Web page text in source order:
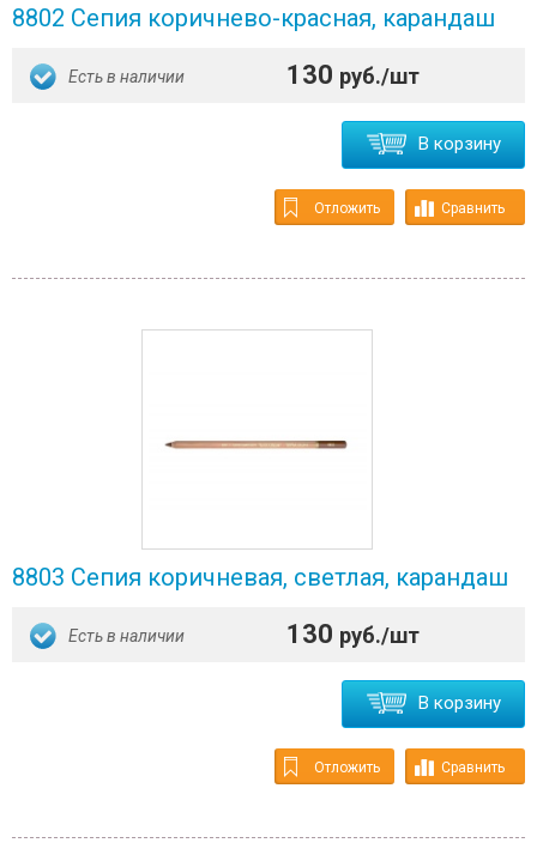
8802 Ceпия коричнево-красная, карандаш
Есть в наличии 130 руб./шт
В корзину
Отложить Сравнить
8803 Сепия коричневая, светлая, карандаш
Есть в наличии 130 руб./шт
В корзину
Отложить Сравнить